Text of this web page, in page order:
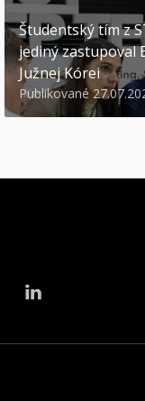
Študentský tím z
jediný zastupoval
Južnej Kórei
Publikované